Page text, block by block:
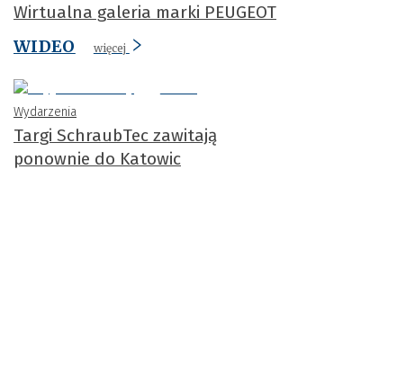
Wirtualna galeria marki PEUGEOT
WIDEO
więcej
Wydarzenia
Targi SchraubTec zawitają
ponownie do Katowic